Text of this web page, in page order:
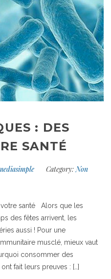
: DES
SANTÉ
Category: Non
votre santé Alors que les
des fêtes arrivent, les
aussi ! Pour une
musclé, mieux vaut
consommer des
fait leurs preuves : […]